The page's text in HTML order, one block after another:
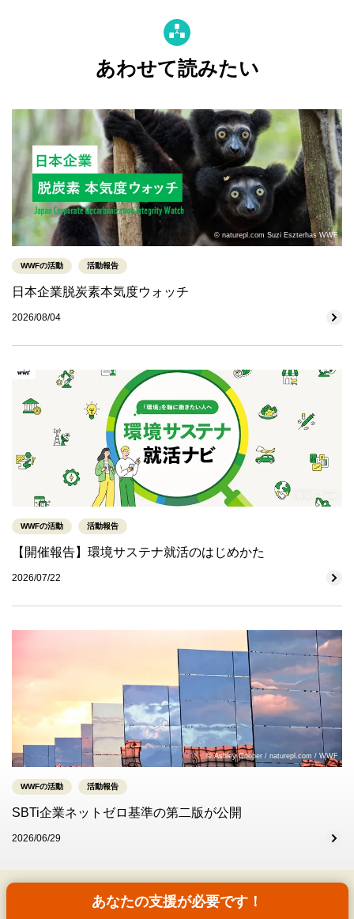
あなたの支援が必要です！
あわせて読みたい
© naturepl.com Suzi Eszterhas WWF
WWFの活動 活動報告
日本企業脱炭素本気度ウォッチ
2026/08/04
© WWF-Japan
WWFの活動 活動報告
【開催報告】環境サステナ就活のはじめかた
2026/07/22
© Ashley Cooper / naturepl.com / WWF
WWFの活動 活動報告
SBTi企業ネットゼロ基準の第二版が公開
2026/06/29